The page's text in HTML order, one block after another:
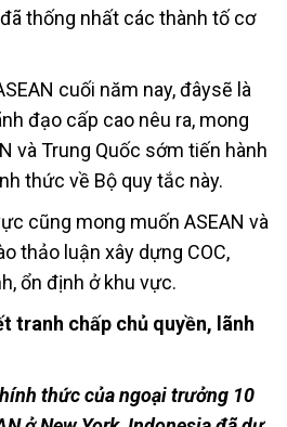
thống nhất các thành tố cơ
cuối năm nay, đâysẽ là
đạo cấp cao nêu ra, mong
và Trung Quốc sớm tiến hành
thức về Bộ quy tắc này.
cũng mong muốn ASEAN và
thảo luận xây dựng COC,
ổn định ở khu vực.
tranh chấp chủ quyền, lãnh
thức của ngoại trưởng 10